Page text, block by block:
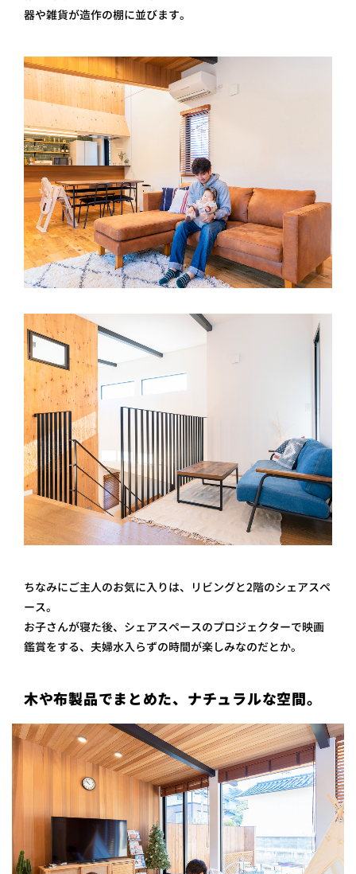
器や雑貨が造作の棚に並びます。
ちなみにご主人のお気に入りは、リビングと2階のシェアスペ
ース。
お子さんが寝た後、シェアスペースのプロジェクターで映画
鑑賞をする、夫婦水入らずの時間が楽しみなのだとか。
木や布製品でまとめた、ナチュラルな空間。